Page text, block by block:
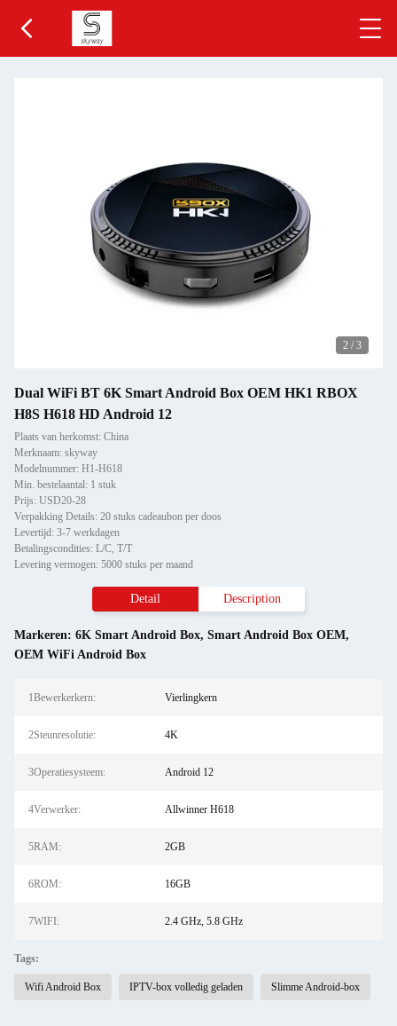
2 / 3
Dual WiFi BT 6K Smart Android Box OEM HK1 RBOX
H8S H618 HD Android 12
Plaats van herkomst: China
Merknaam: skyway
Modelnummer: H1-H618
Min. bestelaantal: 1 stuk
Prijs: USD20-28
Verpakking Details: 20 stuks cadeaubon per doos
Levertijd: 3-7 werkdagen
Betalingscondities: L/C, T/T
Levering vermogen: 5000 stuks per maand
Detail Description
Markeren: 6K Smart Android Box, Smart Android Box OEM,
OEM WiFi Android Box
1Bewerkerkern: Vierlingkern
2Steunresolutie: 4K
3Operatiesysteem: Android 12
4Verwerker: Allwinner H618
5RAM: 2GB
6ROM: 16GB
7WIFI: 2.4 GHz, 5.8 GHz
Tags:
Wifi Android Box IPTV-box volledig geladen Slimme Android-box